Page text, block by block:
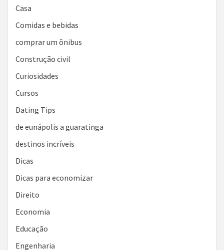
Casa
Comidas e bebidas
comprar um ônibus
Construção civil
Curiosidades
Cursos
Dating Tips
de eunápolis a guaratinga
destinos incríveis
Dicas
Dicas para economizar
Direito
Economia
Educação
Engenharia